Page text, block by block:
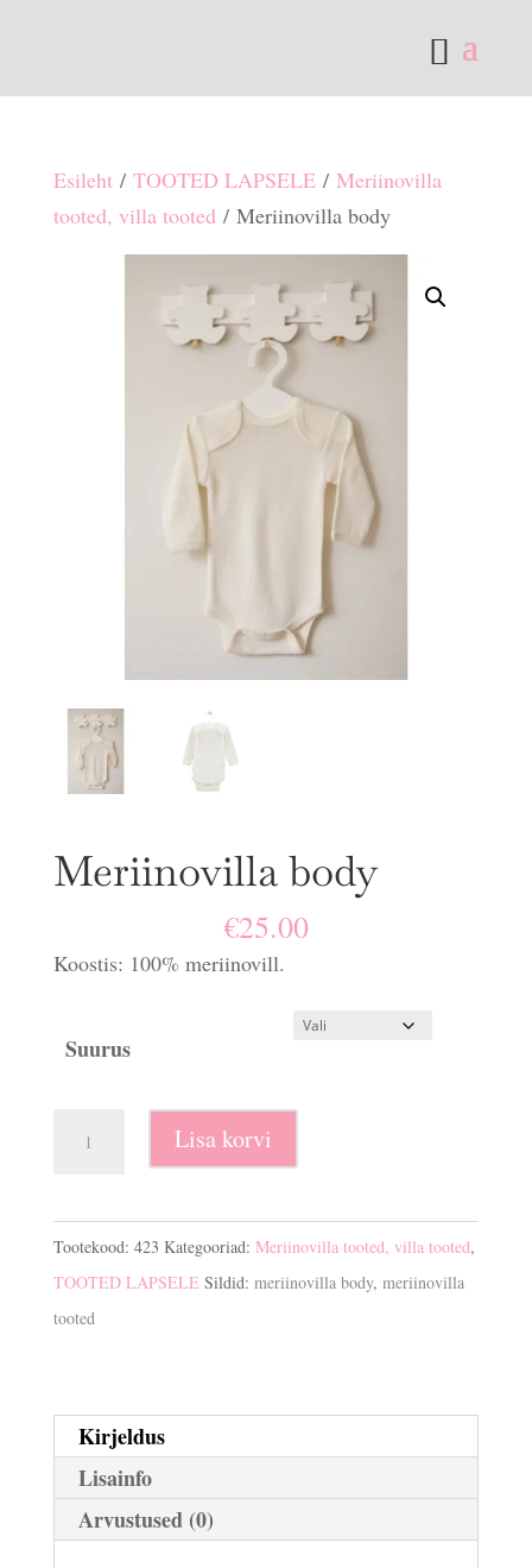
Esileht/ TOOTED LAPSELE/ Meriinovilla
tooted, villa tooted/ Meriinovilla body
Meriinovilla body
€25.00
Koostis: 100% meriinovill.
Suurus
Lisa korvi
Tootekood: 423 Kategooriad: Meriinovilla tooted, villa tooted,
TOOTED LAPSELE Sildid: meriinovilla body, meriinovilla
tooted
Kirjeldus
Lisainfo
Arvustused (0)